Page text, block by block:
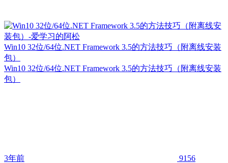
Win10 32位/64位.NET Framework 3.5的方法技巧（附离线安装
包）
Win10 32位/64位.NET Framework 3.5的方法技巧（附离线安装
包）
3年前 9156